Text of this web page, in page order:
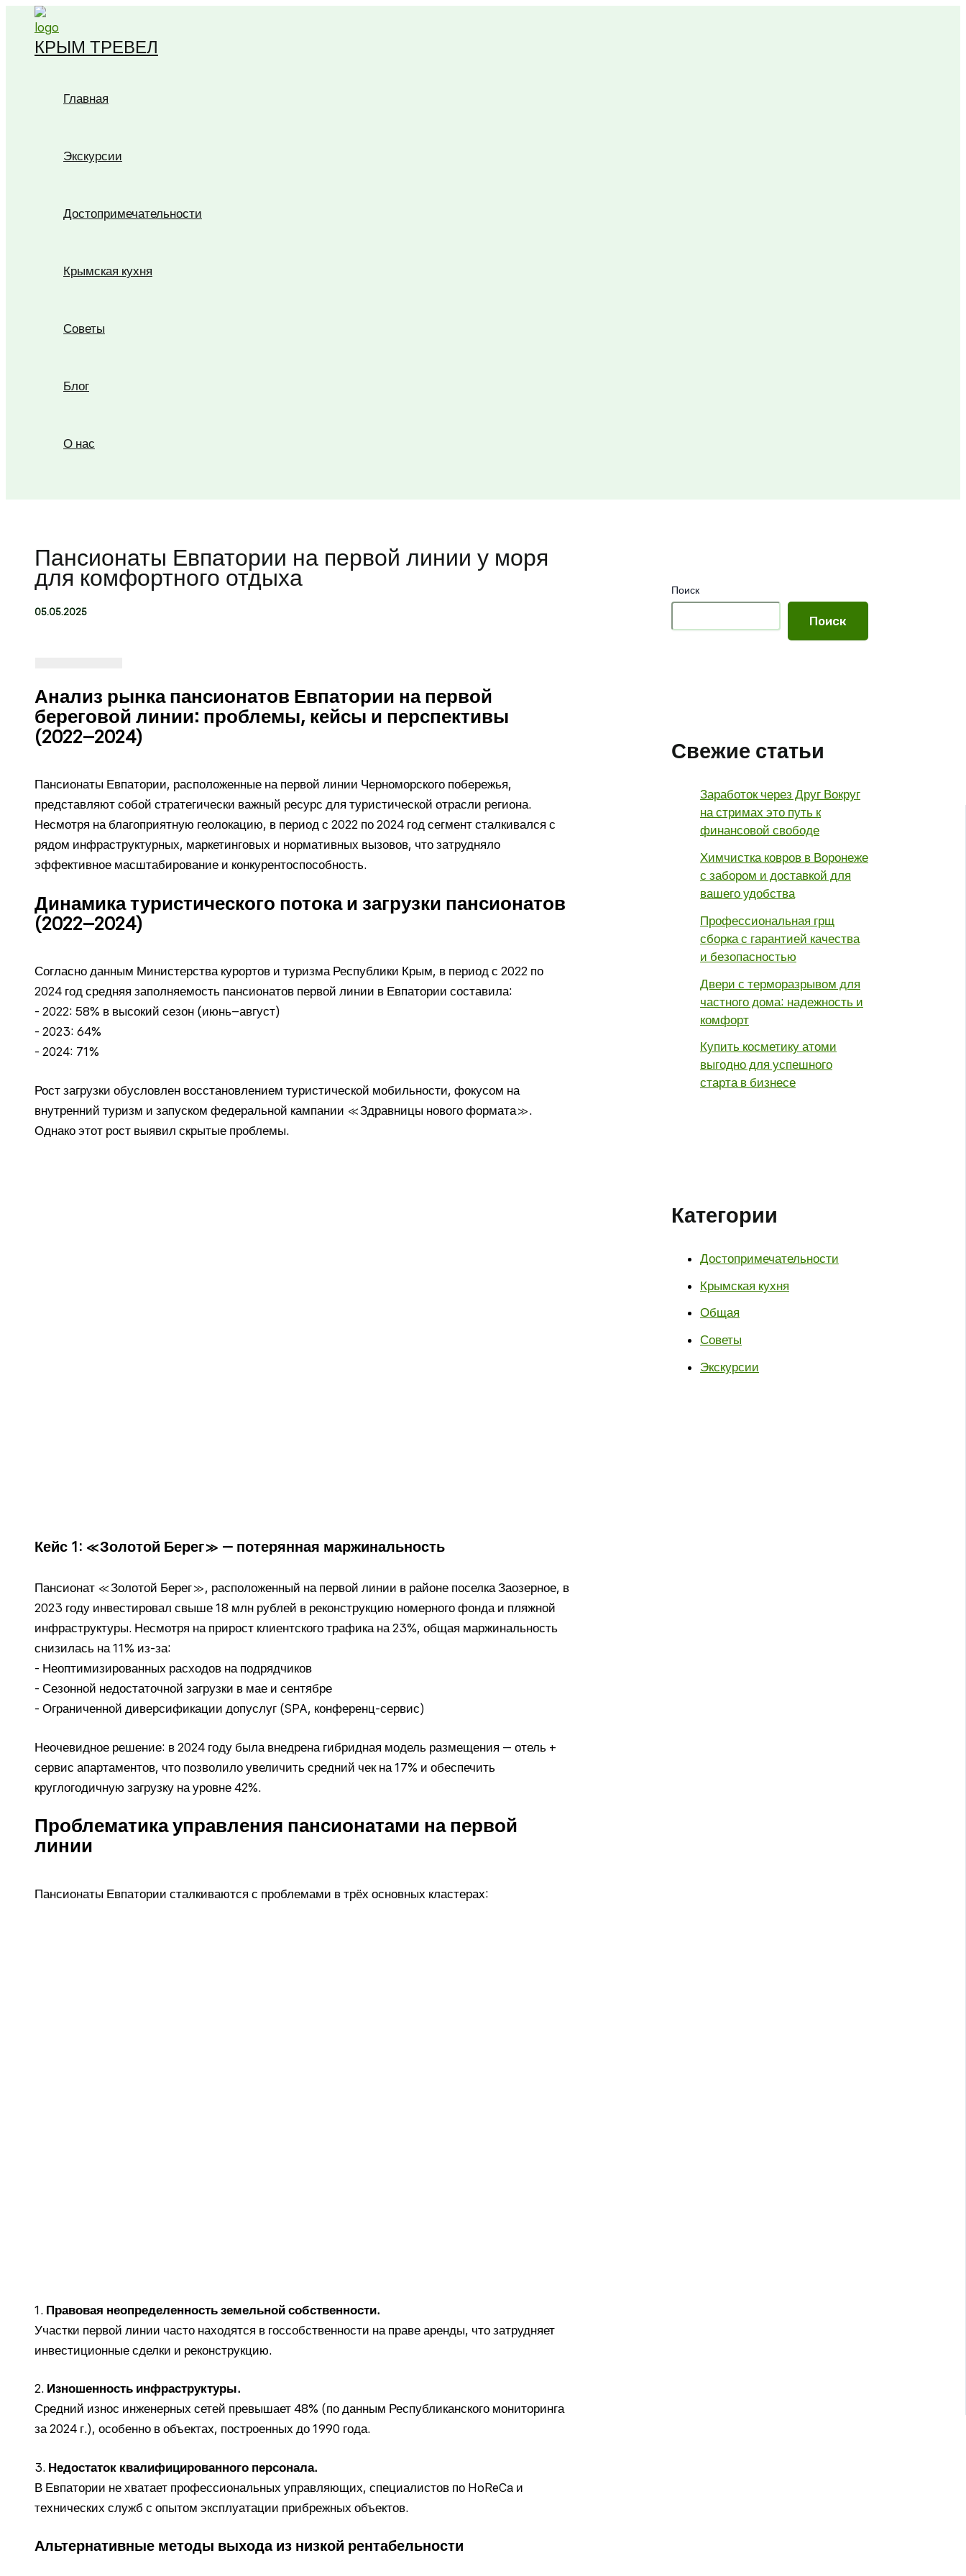
Перейти
содержимому
КРЫМ ТРЕВЕЛ
Главная
Экскурсии
Достопримечательности
Крымская кухня
Советы
Блог
О нас
Пансионаты Евпатории на первой линии у моря
для комфортного отдыха
05.05.2025
Анализ рынка пансионатов Евпатории на первой
береговой линии: проблемы, кейсы и перспективы
(2022–2024)
Пансионаты Евпатории, расположенные на первой линии Черноморского побережья,
представляют собой стратегически важный ресурс для туристической отрасли региона.
Несмотря на благоприятную геолокацию, в период с 2022 по 2024 год сегмент сталкивался с
рядом инфраструктурных, маркетинговых и нормативных вызовов, что затрудняло
эффективное масштабирование и конкурентоспособность.
Динамика туристического потока и загрузки пансионатов
(2022–2024)
Согласно данным Министерства курортов и туризма Республики Крым, в период с 2022 по
2024 год средняя заполняемость пансионатов первой линии в Евпатории составила:
- 2022: 58% в высокий сезон (июнь–август)
- 2023: 64%
- 2024: 71%
Рост загрузки обусловлен восстановлением туристической мобильности, фокусом на
внутренний туризм и запуском федеральной кампании «Здравницы нового формата».
Однако этот рост выявил скрытые проблемы.
Кейс 1: «Золотой Берег» — потерянная маржинальность
Пансионат «Золотой Берег», расположенный на первой линии в районе поселка Заозерное, в
2023 году инвестировал свыше 18 млн рублей в реконструкцию номерного фонда и пляжной
инфраструктуры. Несмотря на прирост клиентского трафика на 23%, общая маржинальность
снизилась на 11% из-за:
- Неоптимизированных расходов на подрядчиков
- Сезонной недостаточной загрузки в мае и сентябре
- Ограниченной диверсификации допуслуг (SPA, конференц-сервис)
Неочевидное решение: в 2024 году была внедрена гибридная модель размещения — отель +
сервис апартаментов, что позволило увеличить средний чек на 17% и обеспечить
круглогодичную загрузку на уровне 42%.
Проблематика управления пансионатами на первой
линии
Пансионаты Евпатории сталкиваются с проблемами в трёх основных кластерах:
1. Правовая неопределенность земельной собственности.
Участки первой линии часто находятся в госсобственности на праве аренды, что затрудняет
инвестиционные сделки и реконструкцию.
2. Изношенность инфраструктуры.
Средний износ инженерных сетей превышает 48% (по данным Республиканского мониторинга
за 2024 г.), особенно в объектах, построенных до 1990 года.
3. Недостаток квалифицированного персонала.
В Евпатории не хватает профессиональных управляющих, специалистов по HoReCa и
технических служб с опытом эксплуатации прибрежных объектов.
Альтернативные методы выхода из низкой рентабельности
Поиск
Поиск
Свежие статьи
Заработок через Друг Вокруг
на стримах это путь к
финансовой свободе
Химчистка ковров в Воронеже
с забором и доставкой для
вашего удобства
Профессиональная грщ
сборка с гарантией качества
и безопасностью
Двери с терморазрывом для
частного дома: надежность и
комфорт
Купить косметику атоми
выгодно для успешного
старта в бизнесе
Категории
Достопримечательности
Крымская кухня
Общая
Советы
Экскурсии